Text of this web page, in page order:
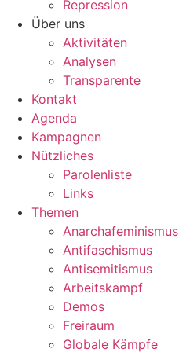
Repression
Über uns
Aktivitäten
Analysen
Transparente
Kontakt
Agenda
Kampagnen
Nützliches
Parolenliste
Links
Themen
Anarchafeminismus
Antifaschismus
Antisemitismus
Arbeitskampf
Demos
Freiraum
Globale Kämpfe